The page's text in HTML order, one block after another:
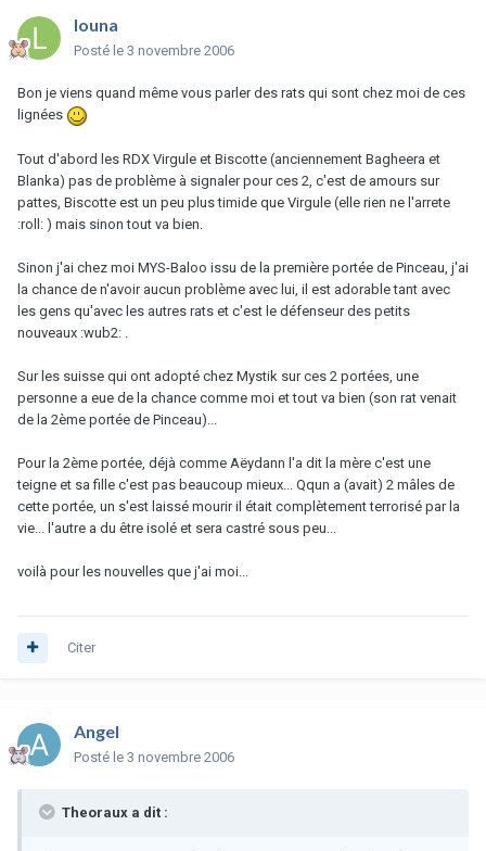
louna
Posté le 3 novembre 2006
Bon je viens quand même vous parler des rats qui sont chez moi de ces
lignées
Tout d'abord les RDX Virgule et Biscotte (anciennement Bagheera et
Blanka) pas de problème à signaler pour ces 2, c'est de amours sur
pattes, Biscotte est un peu plus timide que Virgule (elle rien ne l'arrete
:roll: ) mais sinon tout va bien.
Sinon j'ai chez moi MYS-Baloo issu de la première portée de Pinceau, j'ai
la chance de n'avoir aucun problème avec lui, il est adorable tant avec
les gens qu'avec les autres rats et c'est le défenseur des petits
nouveaux :wub2: .
Sur les suisse qui ont adopté chez Mystik sur ces 2 portées, une
personne a eue de la chance comme moi et tout va bien (son rat venait
de la 2ème portée de Pinceau)...
Pour la 2ème portée, déjà comme Aëydann l'a dit la mère c'est une
teigne et sa fille c'est pas beaucoup mieux... Qqun a (avait) 2 mâles de
cette portée, un s'est laissé mourir il était complètement terrorisé par la
vie... l'autre a du être isolé et sera castré sous peu...
voilà pour les nouvelles que j'ai moi...
Citer
Angel
Posté le 3 novembre 2006
Theoraux a dit :